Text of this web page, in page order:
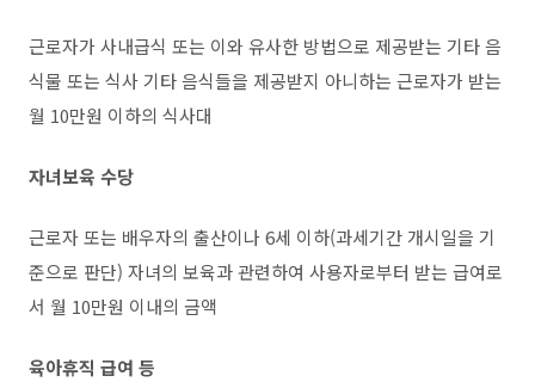
근로자가 사내급식 또는 이와 유사한 방법으로 제공받는 기타 음
식물 또는 식사 기타 음식들을 제공받지 아니하는 근로자가 받는
월 10만원 이하의 식사대
자녀보육 수당
근로자 또는 배우자의 출산이나 6세 이하(과세기간 개시일을 기
준으로 판단) 자녀의 보육과 관련하여 사용자로부터 받는 급여로
서 월 10만원 이내의 금액
육아휴직 급여 등